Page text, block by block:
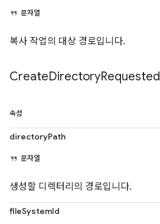
문자열
복사 작업의 대상 경로입니다.
CreateDirectoryRequested
속성
directoryPath
문자열
생성할 디렉터리의 경로입니다.
fileSystemId